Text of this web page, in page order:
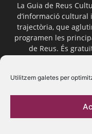
Utilitzem galetes per
La Guia de Reus
d’informació cultural
trajectòria, que
programen les
de Reus. És